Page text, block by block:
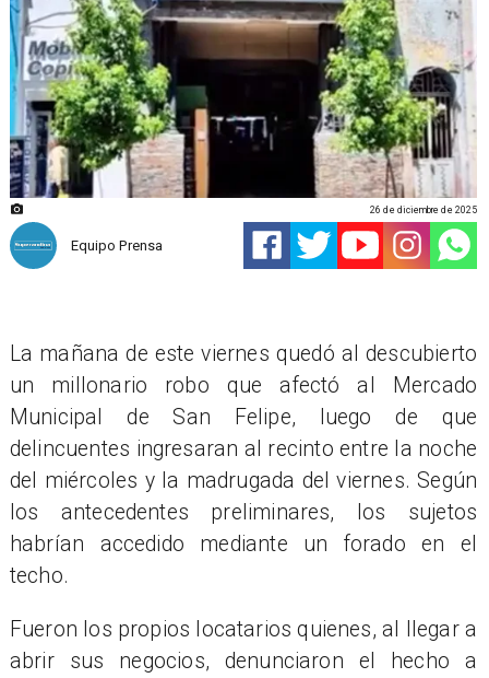
Equipo Prensa
26 de diciembre de 2025
La mañana de este viernes quedó al descubierto
un millonario robo que afectó al Mercado
Municipal de San Felipe, luego de que
delincuentes ingresaran al recinto entre la noche
del miércoles y la madrugada del viernes. Según
los antecedentes preliminares, los sujetos
habrían accedido mediante un forado en el
techo.
Fueron los propios locatarios quienes, al llegar a
abrir sus negocios, denunciaron el hecho a